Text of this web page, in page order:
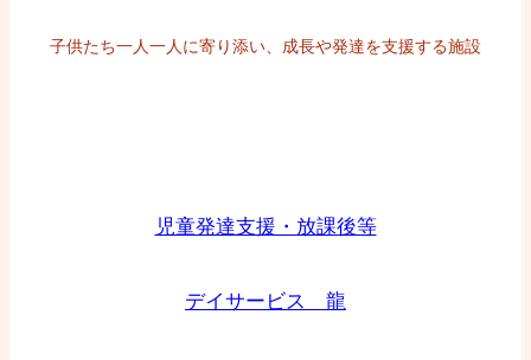
子供たち一人一人に寄り添い、成長や発達を支援する施設
児童発達支援・放課後等
デイサービス 龍